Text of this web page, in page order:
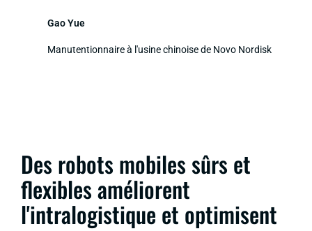
Gao Yue
Manutentionnaire à l'usine chinoise de Novo Nordisk
Des robots mobiles sûrs et
flexibles améliorent
l'intralogistique et optimisent